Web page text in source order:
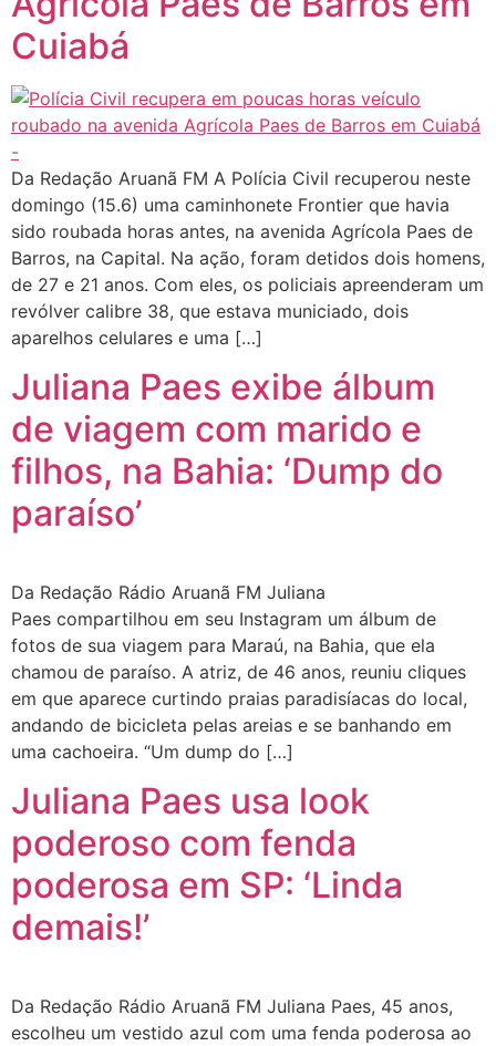
Cuiabá
Da Redação Aruanã FM A Polícia Civil recuperou neste
domingo (15.6) uma caminhonete Frontier que havia
sido roubada horas antes, na avenida Agrícola Paes de
Barros, na Capital. Na ação, foram detidos dois homens,
de 27 e 21 anos. Com eles, os policiais apreenderam um
revólver calibre 38, que estava municiado, dois
aparelhos celulares e uma […]
Juliana Paes exibe álbum
de viagem com marido e
filhos, na Bahia: ‘Dump do
paraíso’
Da Redação Rádio Aruanã FM Juliana
Paes compartilhou em seu Instagram um álbum de
fotos de sua viagem para Maraú, na Bahia, que ela
chamou de paraíso. A atriz, de 46 anos, reuniu cliques
em que aparece curtindo praias paradisíacas do local,
andando de bicicleta pelas areias e se banhando em
uma cachoeira. “Um dump do […]
Juliana Paes usa look
poderoso com fenda
poderosa em SP: ‘Linda
demais!’
Da Redação Rádio Aruanã FM Juliana Paes, 45 anos,
escolheu um vestido azul com uma fenda poderosa ao